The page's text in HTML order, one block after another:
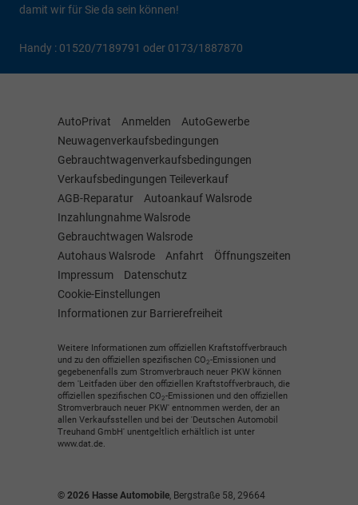
damit wir für Sie da sein können!
Handy : 01520/7189791 oder 0173/1887870
AutoPrivat Anmelden
AutoGewerbe
Neuwagenverkaufsbedingungen
Gebrauchtwagenverkaufsbedingungen
Verkaufsbedingungen Teileverkauf
AGB-Reparatur
Autoankauf Walsrode
Inzahlungnahme Walsrode
Gebrauchtwagen Walsrode
Autohaus Walsrode
Anfahrt
Öffnungszeiten
Impressum
Datenschutz
Cookie-Einstellungen
Informationen zur Barrierefreiheit
Weitere Informationen zum offiziellen Kraftstoffverbrauch
und zu den offiziellen spezifischen CO2-Emissionen und
gegebenenfalls zum Stromverbrauch neuer PKW können
dem 'Leitfaden über den offiziellen Kraftstoffverbrauch, die
offiziellen spezifischen CO2-Emissionen und den offiziellen
Stromverbrauch neuer PKW' entnommen werden, der an
allen Verkaufsstellen und bei der 'Deutschen Automobil
Treuhand GmbH' unentgeltlich erhältlich ist unter
www.dat.de.
© 2026 Hasse Automobile Bergstraße 58 29664